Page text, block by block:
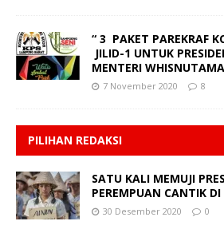
“ 3 PAKET PAREKRAF
JILID-1 UNTUK
MENTERI
7 November 2020 8
PILIHAN REDAKSI
SATU KALI MEMUJI
PEREMPUAN CANTIK
30 Desember 2020 0